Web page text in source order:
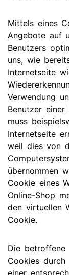
Mittels eines
Angebote auf
Benutzers
uns, wie
Internetseite
Verwendung
Benutzer
muss
Internetseite
weil dies von
übernommen
Cookie eines
Online-Shop
den virtuellen
Cookie.
Die betroffene
Cookies
einer